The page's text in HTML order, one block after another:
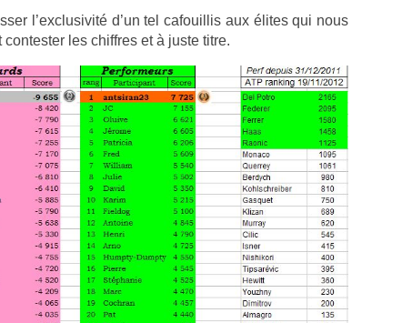
l’exclusivité d’un tel cafouil­lis aux élites qui nous
les chiffres et à juste titre.